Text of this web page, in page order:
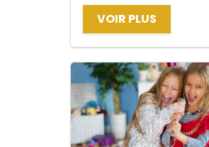
VOIR PLUS